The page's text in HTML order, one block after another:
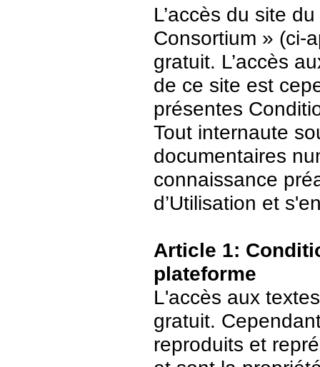
L’accès du site
Consortium » (ci-
gratuit. L’accès
de ce site est
présentes
Tout internaute
documentaires
connaissance
d’Utilisation et
Article 1:
plateforme
L'accès aux
gratuit.
reproduits et